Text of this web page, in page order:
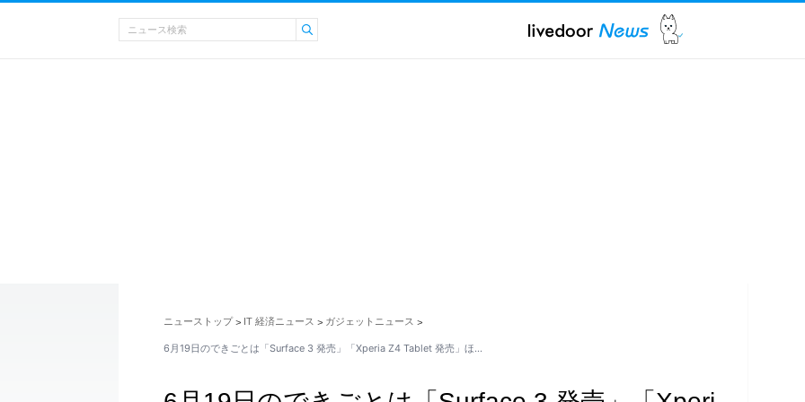
ニューストップ > IT 経済ニュース > ガジェットニュース >
6月19日のできごとは「Surface 3 発売」「Xperia Z4 Tablet 発売」ほ…